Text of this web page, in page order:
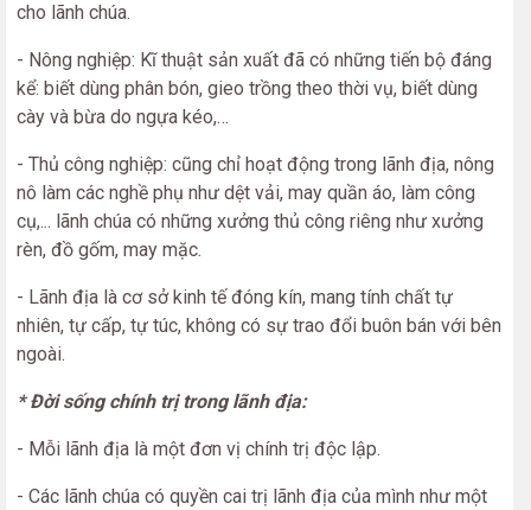
cho lãnh chúa.
- Nông nghiệp: Kĩ thuật sản xuất đã có những tiến bộ đáng
kể: biết dùng phân bón, gieo trồng theo thời vụ, biết dùng
cày và bừa do ngựa kéo,…
- Thủ công nghiệp: cũng chỉ hoạt động trong lãnh địa, nông
nô làm các nghề phụ như dệt vải, may quần áo, làm công
cụ,... lãnh chúa có những xưởng thủ công riêng như xưởng
rèn, đồ gốm, may mặc.
- Lãnh địa là cơ sở kinh tế đóng kín, mang tính chất tự
nhiên, tự cấp, tự túc, không có sự trao đổi buôn bán với bên
ngoài.
* Đời sống chính trị trong lãnh địa:
- Mỗi lãnh địa là một đơn vị chính trị độc lập.
- Các lãnh chúa có quyền cai trị lãnh địa của mình như một